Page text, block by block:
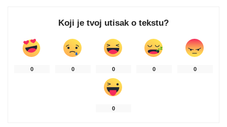
Koji je tvoj utisak o tekstu?
0 0 0 0 0
0